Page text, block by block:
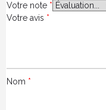
Votre note *
Votre avis *
Nom *